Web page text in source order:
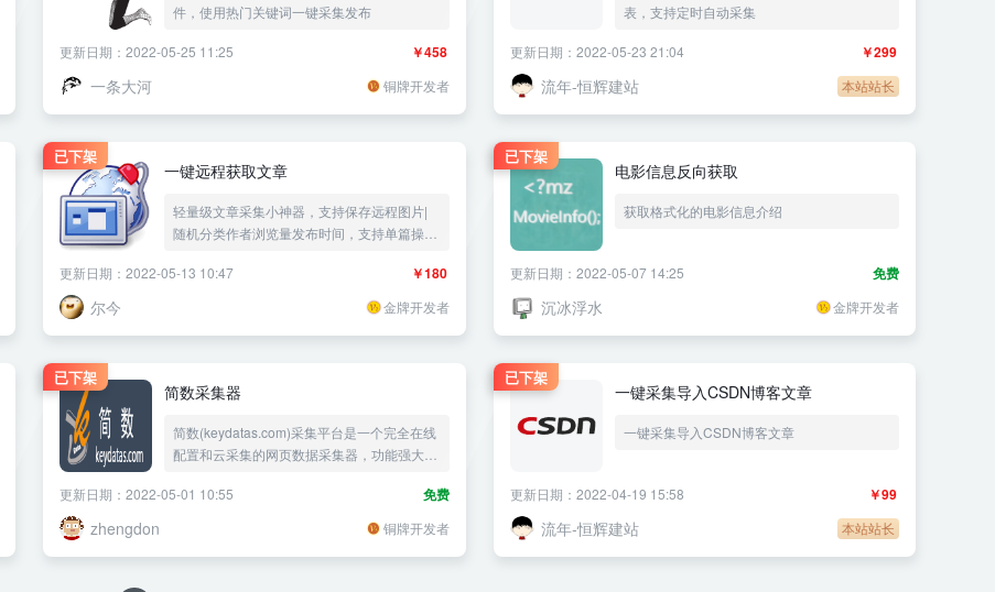
件，使用热门关键词一键采集发布
￥458
更新日期：2022-05-25 11:25
一条大河 铜牌开发者
表，支持定时自动采集
￥299
更新日期：2022-05-23 21:04
流年-恒辉建站 本站站长
已下架
一键远程获取文章
轻量级文章采集小神器，支持保存远程图片|
随机分类作者浏览量发布时间，支持单篇操
内容填充|火车头一键复制|定时发布|ZBlog采￥180
更新日期：2022-05-13 10:47
尔今 金牌开发者
已下架
电影信息反向获取
获取格式化的电影信息介绍
免费
更新日期：2022-05-07 14:25
沉冰浮水 金牌开发者
已下架
简数采集器
简数(keydatas.com)采集平台是一个完全在线
配置和云采集的网页数据采集器，功能强大，
集，自动发布；集成翻译等服务；图片下载支
持存储到阿里云OSS、七牛存储、腾讯云存
免费
更新日期：2022-05-01 10:55
zhengdon 铜牌开发者
已下架
一键采集导入CSDN博客文章
一键采集导入CSDN博客文章
￥99
更新日期：2022-04-19 15:58
流年-恒辉建站 本站站长